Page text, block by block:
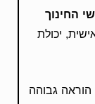
החינוך
יכולת
גבוהה